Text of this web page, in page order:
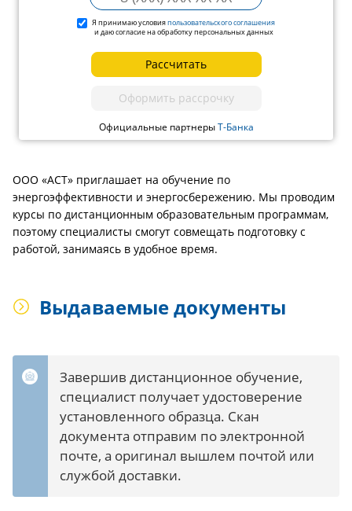
Я принимаю условияпользовательского соглашения
и даю согласие на обработку персональных данных
Рассчитать
Оформить рассрочку
Официальные партнерыТ-Банка
ООО «АСТ» приглашает на обучение по
энергоэффективности и энергосбережению. Мы проводим
курсы по дистанционным образовательным программам,
поэтому специалисты смогут совмещать подготовку с
работой, занимаясь в удобное время.
Выдаваемые документы
Завершив дистанционное обучение,
специалист получает удостоверение
установленного образца. Скан
документа отправим по электронной
почте, а оригинал вышлем почтой или
службой доставки.